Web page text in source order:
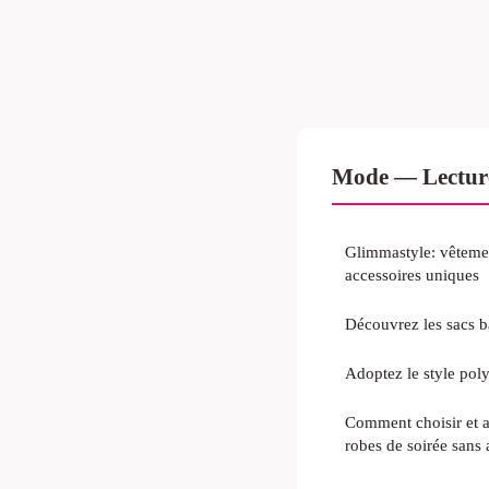
Mode —
Glimmastyle:
accessoires uniques
Découvrez les sacs
Adoptez le style
Comment choisir et
robes de soirée